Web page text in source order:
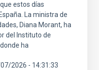
estos días
La ministra de
Diana Morant, ha
del Instituto de
ha
2026 - 14:31:33